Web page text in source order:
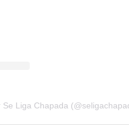
Liga Chapada